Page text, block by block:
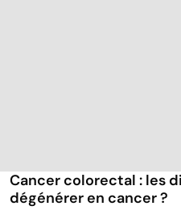
Cancer colorectal : les
dégénérer en cancer ?